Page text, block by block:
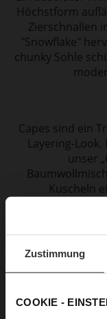
Zustimmung
COOKIE -
Höchstform
Zierschnallen
"Snowflake"
chunky Sohle
Capes sind ein
Layering-
unser
Kuscheln